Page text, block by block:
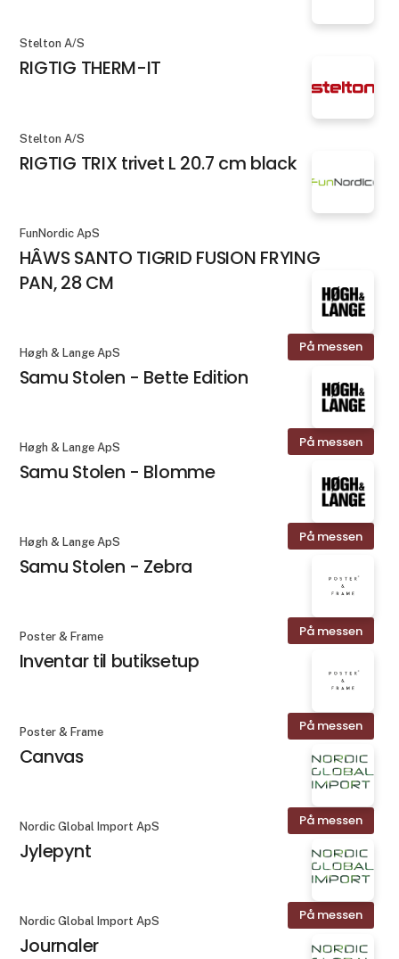
Stelton A/S
RIGTIG THERM-IT
Stelton A/S
RIGTIG TRIX trivet L 20.7 cm black
FunNordic ApS
HÂWS SANTO TIGRID FUSION FRYING
PAN, 28 CM
På messen
Høgh & Lange ApS
Samu Stolen - Bette Edition
På messen
Høgh & Lange ApS
Samu Stolen - Blomme
På messen
Høgh & Lange ApS
Samu Stolen - Zebra
På messen
Poster & Frame
Inventar til butiksetup
På messen
Poster & Frame
Canvas
På messen
Nordic Global Import ApS
Jylepynt
På messen
Nordic Global Import ApS
Journaler